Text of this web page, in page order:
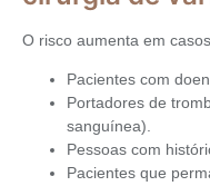
O risco aumenta em
Pacientes com
Portadores de
sanguínea).
Pessoas com
Pacientes que